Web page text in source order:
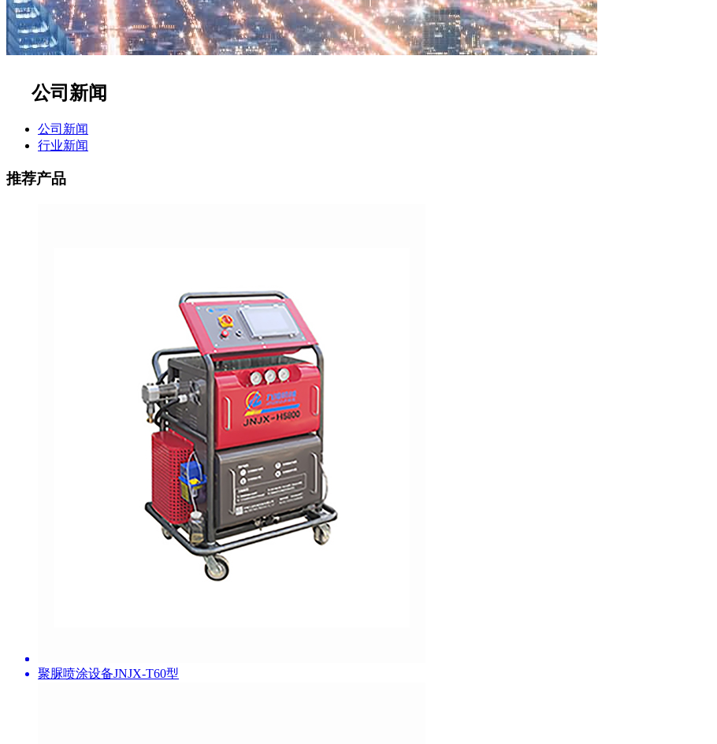
公司新闻
公司新闻
行业新闻
推荐产品
聚脲喷涂设备JNJX-T60型